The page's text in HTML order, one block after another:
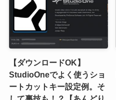
【ダウンロードOK】
StudioOneでよく使うショ
ートカットキー設定例。そ